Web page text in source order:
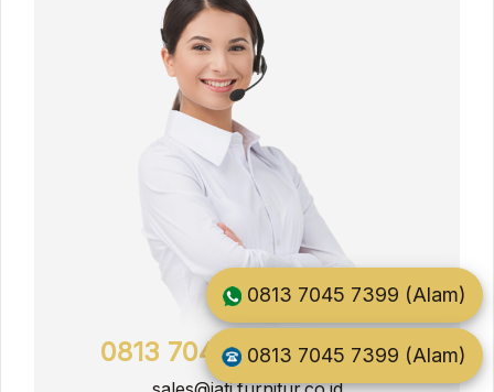
0813 7045 7399 (Alam)
0813 7045 7399 (Alam)
0813 7045 7399 (Alam)